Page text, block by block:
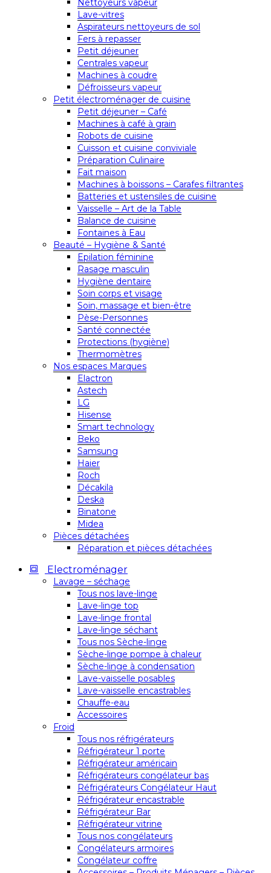
Nettoyeurs vapeur
Lave-vitres
Aspirateurs nettoyeurs de sol
Fers à repasser
Petit déjeuner
Centrales vapeur
Machines à coudre
Défroisseurs vapeur
Petit électroménager de cuisine
Petit déjeuner – Café
Machines à café à grain
Robots de cuisine
Cuisson et cuisine conviviale
Préparation Culinaire
Fait maison
Machines à boissons – Carafes filtrantes
Batteries et ustensiles de cuisine
Vaisselle – Art de la Table
Balance de cuisine
Fontaines à Eau
Beauté – Hygiène & Santé
Epilation féminine
Rasage masculin
Hygiène dentaire
Soin corps et visage
Soin, massage et bien-être
Pèse-Personnes
Santé connectée
Protections (hygiène)
Thermomètres
Nos espaces Marques
Elactron
Astech
LG
Hisense
Smart technology
Beko
Samsung
Haier
Roch
Décakila
Deska
Binatone
Midea
Pièces détachées
Réparation et pièces détachées
Electroménager
Lavage – séchage
Tous nos lave-linge
Lave-linge top
Lave-linge frontal
Lave-linge séchant
Tous nos Sèche-linge
Sèche-linge pompe à chaleur
Sèche-linge à condensation
Lave-vaisselle posables
Lave-vaisselle encastrables
Chauffe-eau
Accessoires
Froid
Tous nos réfrigérateurs
Réfrigérateur 1 porte
Réfrigérateur américain
Réfrigérateurs congélateur bas
Réfrigérateurs Congélateur Haut
Réfrigérateur encastrable
Réfrigérateur Bar
Réfrigérateur vitrine
Tous nos congélateurs
Congélateurs armoires
Congélateur coffre